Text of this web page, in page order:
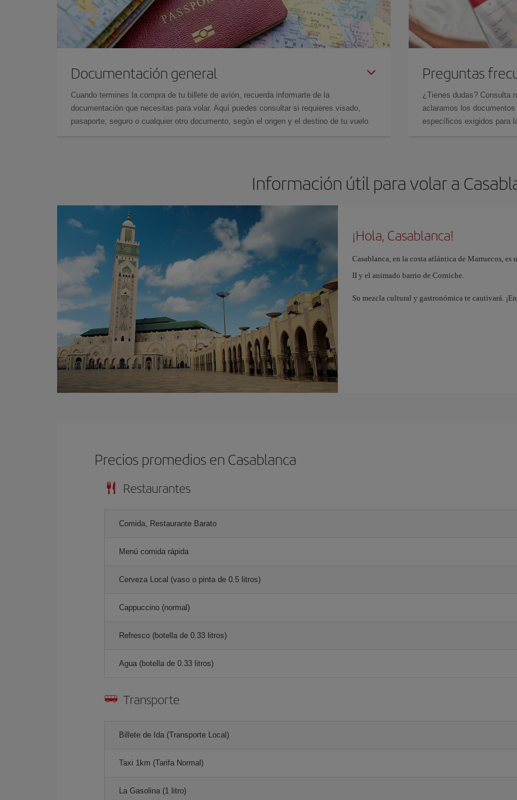
Documentación general
Cuando termines la compra de tu billete de avión, recuerda informarte de la
documentación que necesitas para volar. Aquí puedes consultar si requieres visado,
pasaporte, seguro o cualquier otro documento, según el origen y el destino de tu vuelo.
Preguntas
¿Tienes dudas? Consulta
aclaramos los
específicos exigidos para
Información útil para volar a
¡Hola, Casablanca!
Casablanca, en la costa atlántica de Marruecos,
II y el animado barrio de Corniche.
Su mezcla cultural y gastronómica te cautivará.
Precios promedios en Casablanca
Restaurantes
Comida, Restaurante Barato
Menú comida rápida
Cerveza Local (vaso o pinta de 0.5 litros)
Cappuccino (normal)
Refresco (botella de 0.33 litros)
Agua (botella de 0.33 litros)
Transporte
Billete de Ida (Transporte Local)
Taxi 1km (Tarifa Normal)
La Gasolina (1 litro)